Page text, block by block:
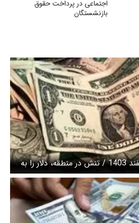
اجتماعی در پرداخت حقوق
بازنشستگان
قیمت دلار امروز ۲۶ اسفند 1403 / تنش در منطقه، دلار را به